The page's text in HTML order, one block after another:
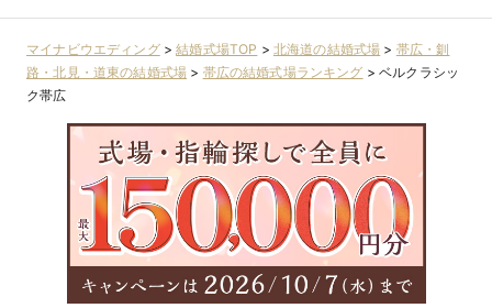
マイナビウエディング>結婚式場TOP > 北海道の結婚式場 > 帯広・釧
路・北見・道東の結婚式場 > 帯広の結婚式場ランキング >ベルクラシッ
ク帯広